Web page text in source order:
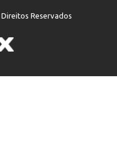
Reservados